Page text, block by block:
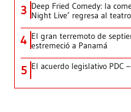
3 Deep Fried Comedy: la
Night Live’ regresa al teatro
4 El gran terremoto de
estremeció a Panamá
5 El acuerdo legislativo PDC